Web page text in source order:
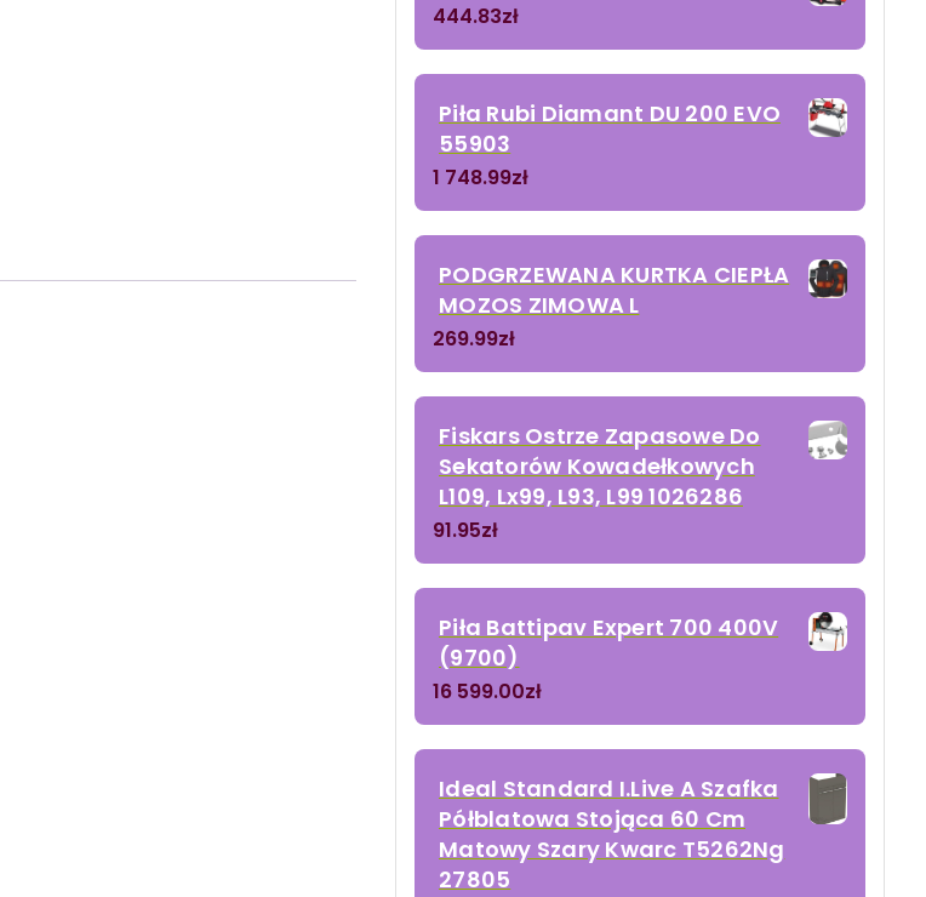
444.83zł
Piła Rubi Diamant DU 200 EVO
55903
1 748.99zł
PODGRZEWANA KURTKA CIEPŁA
MOZOS ZIMOWA L
269.99zł
Fiskars Ostrze Zapasowe Do
Sekatorów Kowadełkowych
L109, Lx99, L93, L99 1026286
91.95zł
Piła Battipav Expert 700 400V
(9700)
16 599.00zł
Ideal Standard I.Live A Szafka
Półblatowa Stojąca 60 Cm
Matowy Szary Kwarc T5262Ng
27805